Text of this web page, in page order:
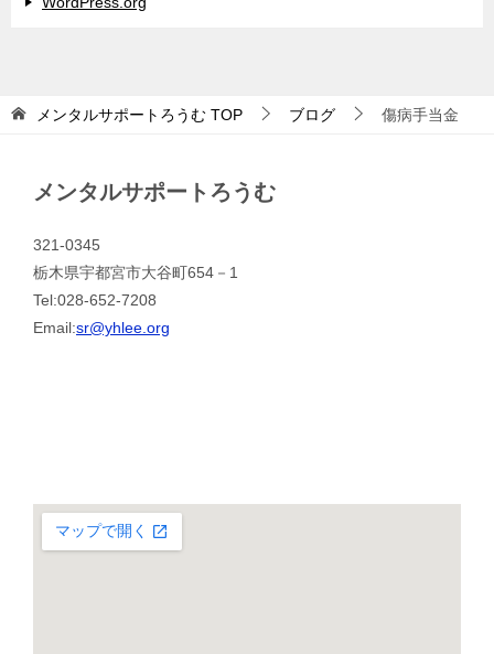
メンタルサポートろうむ TOP ブログ 傷病手当金
メンタルサポートろうむ
321-0345
栃木県宇都宮市大谷町654－1
Tel:028-652-7208
Email:sr@yhlee.org